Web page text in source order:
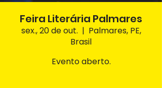
Feira Literária Palmares
sex., 20 de out.
  |
Palmares, PE,
Brasil
Evento aberto.